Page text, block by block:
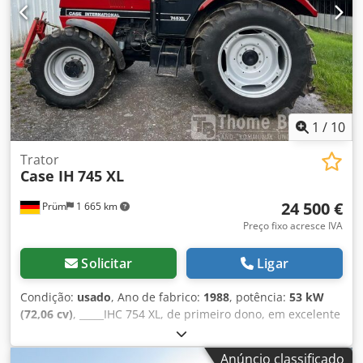
1 / 10
Prüm 1 665 km
Trator
Case IH 745 XL
24 500 €
Preço fixo acresce IVA
Solicitar Ligar
Condição: usado, Ano de fabrico: 1988, potência: 53 kW
(72,06 cv), _____IHC 754 XL, de primeiro dono, em excelente
estado. Horas de utilização: aproximadamente 8.600. Ano
de fabricação: 1988. Elevação dianteira. Tomada de força
Anúncio classificado